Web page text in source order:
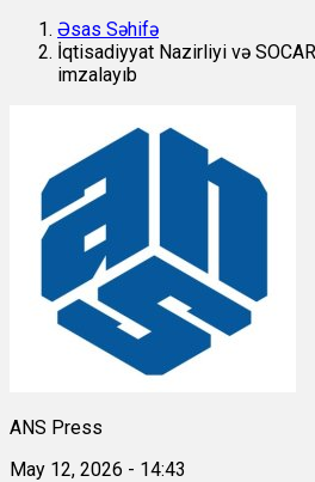
Əsas Səhifə
İqtisadiyyat Nazirliyi və
imzalayıb
ANS Press
May 12, 2026 - 14:43